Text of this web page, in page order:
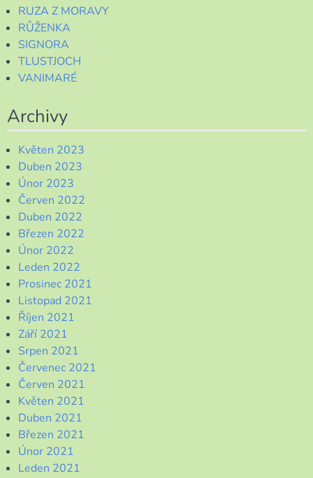
RUZA Z MORAVY
RŮŽENKA
SIGNORA
TLUSTJOCH
VANIMARÉ
Archivy
Květen 2023
Duben 2023
Únor 2023
Červen 2022
Duben 2022
Březen 2022
Únor 2022
Leden 2022
Prosinec 2021
Listopad 2021
Říjen 2021
Září 2021
Srpen 2021
Červenec 2021
Červen 2021
Květen 2021
Duben 2021
Březen 2021
Únor 2021
Leden 2021